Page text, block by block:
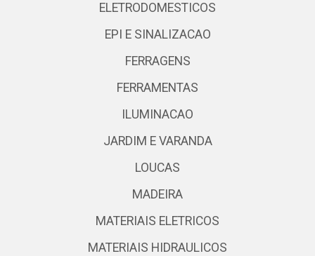
ELETRODOMESTICOS
EPI E SINALIZACAO
FERRAGENS
FERRAMENTAS
ILUMINACAO
JARDIM E VARANDA
LOUCAS
MADEIRA
MATERIAIS ELETRICOS
MATERIAIS HIDRAULICOS